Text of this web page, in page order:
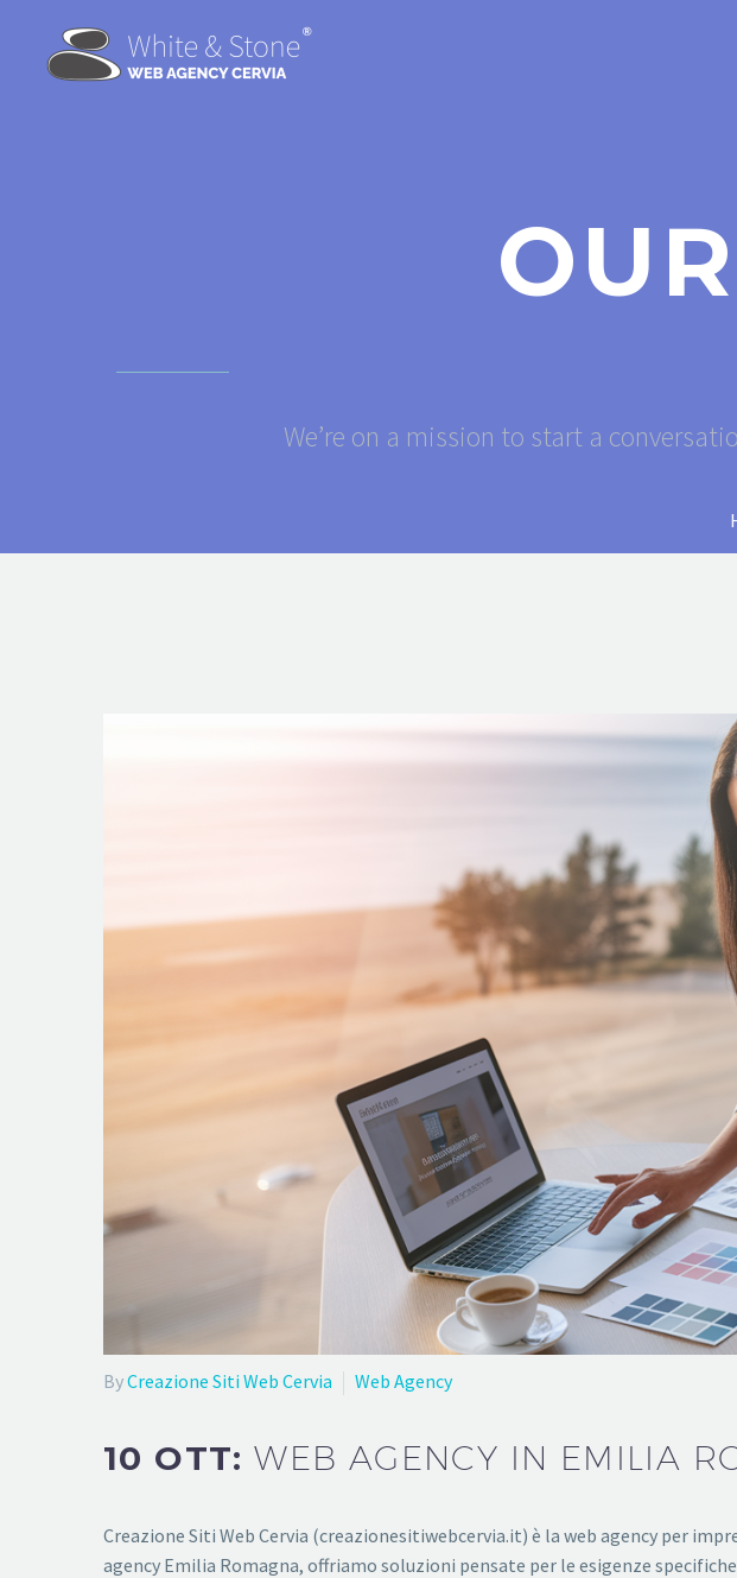
We’re on a mission to start a
ByCreazione Siti Web Cervia Web Agency
10 OTT:WEB AGENCY IN EMILIA
Creazione Siti Web Cervia (creazionesitiwebcervia.it) è la web agency per
agency Emilia Romagna, offriamo soluzioni pensate per le esigenze